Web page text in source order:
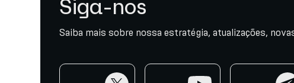
Siga-nos
Saiba mais sobre nossa estratégia, atualizações,